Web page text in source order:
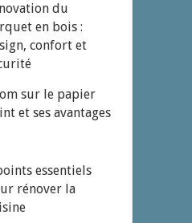
du
en bois :
confort et
sur le papier
et ses avantages
essentiels
rénover la